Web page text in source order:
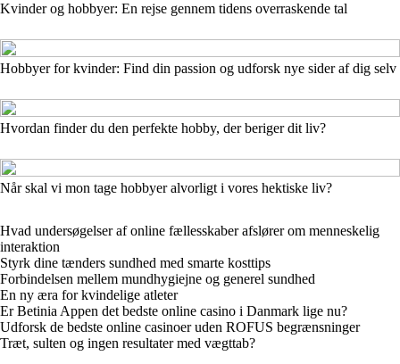
Kvinder og hobbyer: En rejse gennem tidens overraskende tal
Hobbyer for kvinder: Find din passion og udforsk nye sider af dig selv
Hvordan finder du den perfekte hobby, der beriger dit liv?
Når skal vi mon tage hobbyer alvorligt i vores hektiske liv?
Hvad undersøgelser af online fællesskaber afslører om menneskelig
interaktion
Styrk dine tænders sundhed med smarte kosttips
Forbindelsen mellem mundhygiejne og generel sundhed
En ny æra for kvindelige atleter
Er Betinia Appen det bedste online casino i Danmark lige nu?
Udforsk de bedste online casinoer uden ROFUS begrænsninger
Træt, sulten og ingen resultater med vægttab?